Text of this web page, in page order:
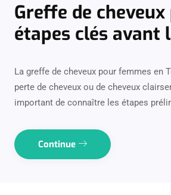
Greffe de
étapes clés avant
La greffe de cheveux pour femmes
perte de cheveux ou de cheveux
important de connaître les étapes
Continue